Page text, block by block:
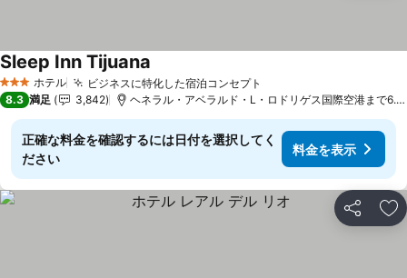
3 ホテルのランク
ホテル ビジネスに特化した宿泊コンセプト
Sleep Inn Tijuana
8.3 満足 3,842 ヘネラル・アベラルド・L・ロドリゲス国際空港まで6.5
正確な料金を確認するには日付を選択してく
ださい
料金を表示
シェア お